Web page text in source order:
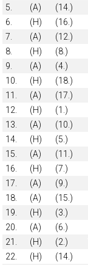
5.
(A) (14.)
6.
(H) (16.)
7.
(A) (12.)
8.
(H) (8.)
9.
(A) (4.)
10.
(H) (18.)
11.
(A) (17.)
12.
(H) (1.)
13.
(A) (10.)
14.
(H) (5.)
15.
(A) (11.)
16.
(H) (7.)
17.
(A) (9.)
18.
(A) (15.)
19.
(H) (3.)
20.
(A) (6.)
21.
(H) (2.)
22.
(H) (14.)